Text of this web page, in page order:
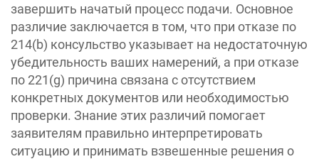
завершить начатый процесс подачи. Основное
различие заключается в том, что при отказе по
214(b) консульство указывает на недостаточную
убедительность ваших намерений, а при отказе
по 221(g) причина связана с отсутствием
конкретных документов или необходимостью
проверки. Знание этих различий помогает
заявителям правильно интерпретировать
ситуацию и принимать взвешенные решения о